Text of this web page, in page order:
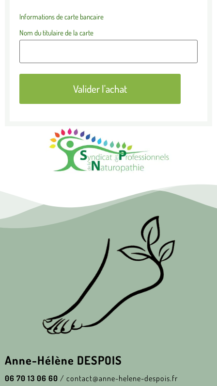
Informations de carte bancaire
Nom du titulaire de la carte
Anne-Hélène DESPOIS
06 70 13 06 60 / contact@anne-helene-despois.fr